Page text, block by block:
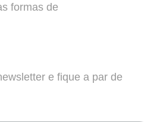
formas de
e fique a par de